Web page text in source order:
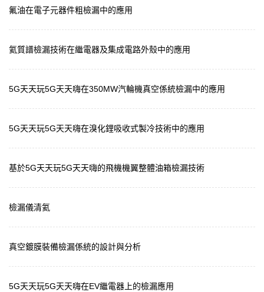
氟油在電子元器件粗檢漏中的應用
氦質譜檢漏技術在繼電器及集成電路外殼中的應用
5G天天玩5G天天嗨在350MW汽輪機真空係統檢漏中的應用
5G天天玩5G天天嗨在溴化鋰吸收式製冷技術中的應用
基於5G天天玩5G天天嗨的飛機機翼整體油箱檢漏技術
檢漏儀清氦
真空鍍膜裝備檢漏係統的設計與分析
5G天天玩5G天天嗨在EV繼電器上的檢漏應用